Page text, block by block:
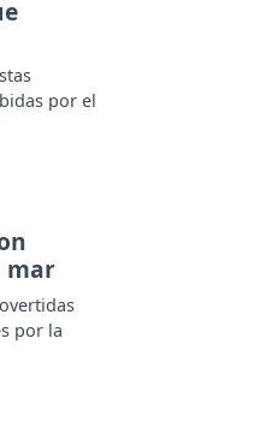
por el
mar
por la